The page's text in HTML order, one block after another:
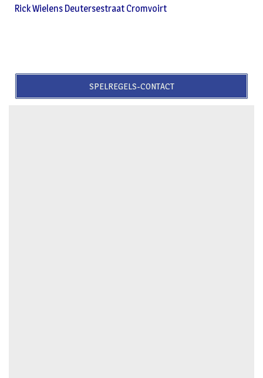
Rick Wielens Deutersestraat Cromvoirt
SPELREGELS-CONTACT